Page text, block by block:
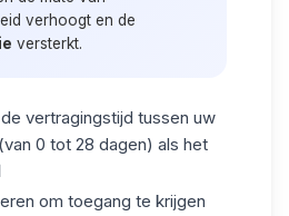
verhoogt en de
versterkt.
vertragingstijd tussen uw
0 tot 28 dagen) als het
om toegang te krijgen